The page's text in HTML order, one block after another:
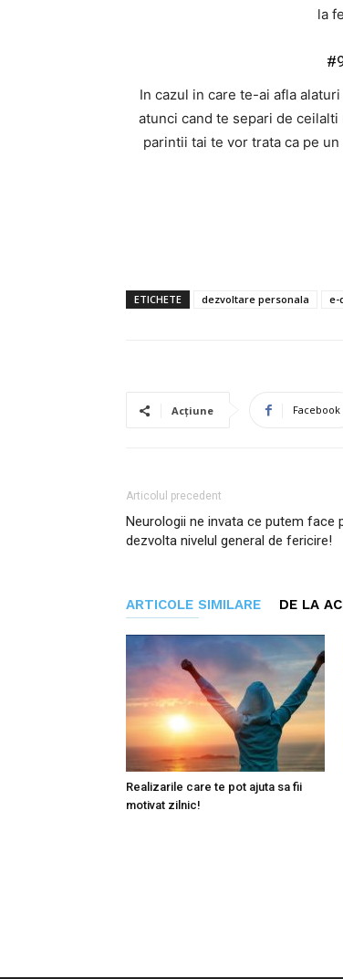
la
In cazul in care te-ai afla
atunci cand te separi de
parintii tai te vor trata ca pe
ETICHETE dezvoltare personala e-
Acțiune Facebook
Articolul precedent
Neurologii ne invata ce putem face
dezvolta nivelul general de fericire!
ARTICOLE SIMILARE DE LA
Realizarile care te pot ajuta sa fii
motivat zilnic!